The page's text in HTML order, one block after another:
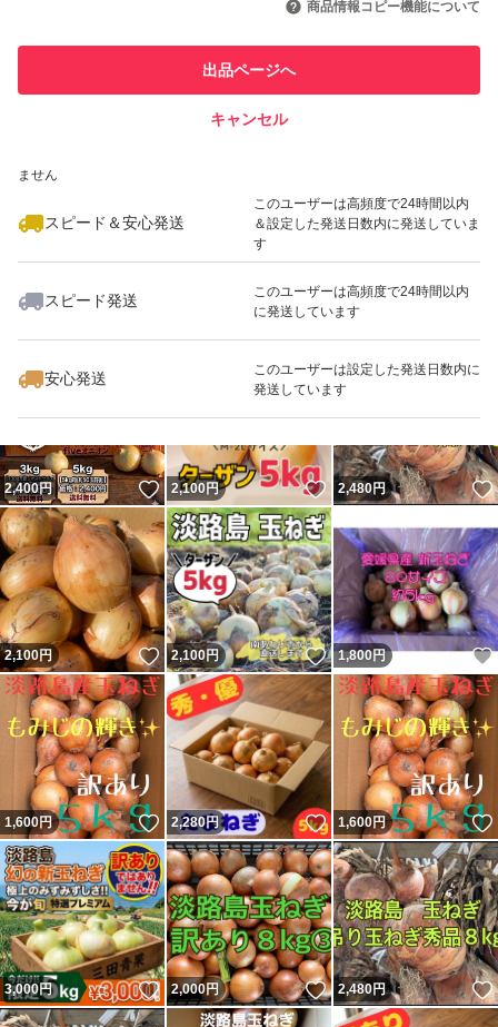
での取引実績があります
ません
スピード＆安心発送
このユーザーは高頻度で24時間以内
＆設定した発送日数内に発送していま
す
スピード発送
このユーザーは高頻度で24時間以内
に発送しています
安心発送
このユーザーは設定した発送日数内に
発送しています
商品情報コピー機能について
出品ページへ
キャンセル
いいね！
1,995
2,400円 いいね！
2,100円 いいね！
2,480円
2,100円 いいね！
2,100円 いいね！
1,800円
1,600円 いいね！
2,280円 いいね！
1,600円
3,000円 いいね！
2,000円 いいね！
2,480円